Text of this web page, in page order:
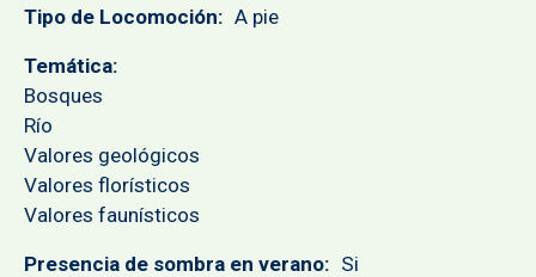
Tipo de Locomoción A pie
Temática
Bosques
Río
Valores geológicos
Valores florísticos
Valores faunísticos
Presencia de sombra en verano Si